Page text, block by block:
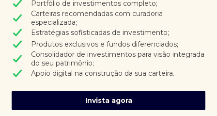
Portfólio de investimentos completo;
Carteiras recomendadas com curadoria
especializada;
Estratégias sofisticadas de investimento;
Produtos exclusivos e fundos diferenciados;
Consolidador de investimentos para visão integrada
do seu patrimônio;
Apoio digital na construção da sua carteira.
Invista agora